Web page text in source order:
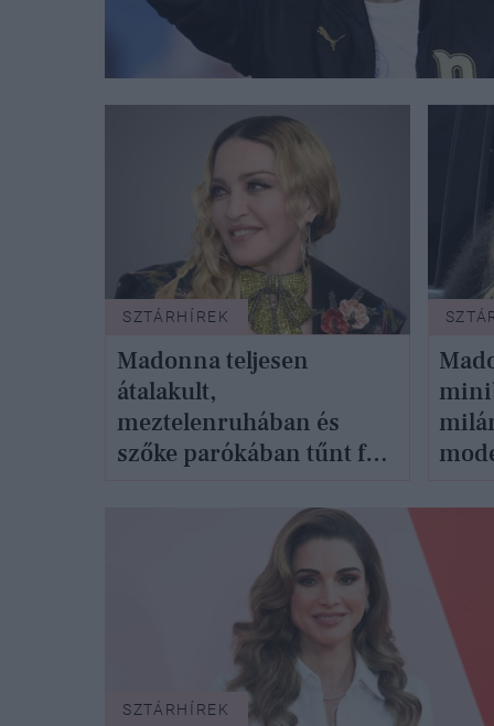
SZTÁRHÍREK
Madonna teljesen
átalakult,
meztelenruhában és
szőke parókában tűnt fel
SZTÁRHÍREK